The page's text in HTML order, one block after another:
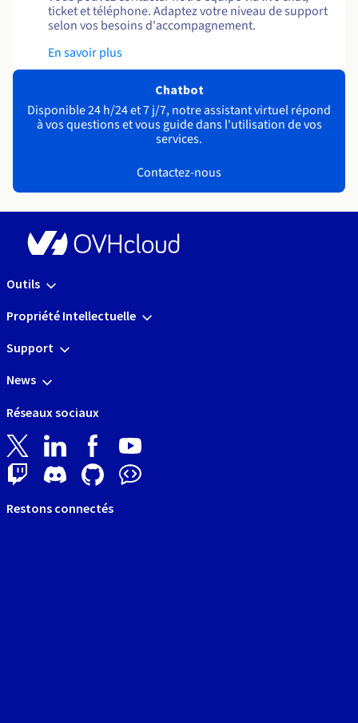
ticket et téléphone. Adaptez votre niveau de support
selon vos besoins d'accompagnement.
En savoir plus
Chatbot
Disponible 24 h/24 et 7 j/7, notre assistant virtuel répond
à vos questions et vous guide dans l'utilisation de vos
services.
Contactez-nous
Outils
Propriété Intellectuelle
Support
News
Réseaux sociaux
Restons connectés